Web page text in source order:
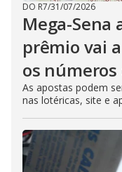
DO R7/31/07/2026
Mega-Sena
prêmio vai
os
As apostas podem
nas lotéricas, site e